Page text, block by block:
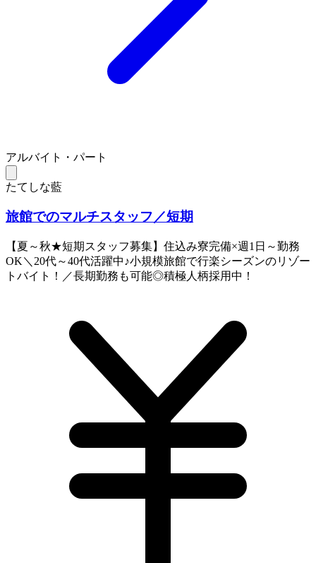
アルバイト・パート
たてしな藍
旅館でのマルチスタッフ／短期
【夏～秋★短期スタッフ募集】住込み寮完備×週1日～勤務
OK＼20代～40代活躍中♪小規模旅館で行楽シーズンのリゾー
トバイト！／長期勤務も可能◎積極人柄採用中！